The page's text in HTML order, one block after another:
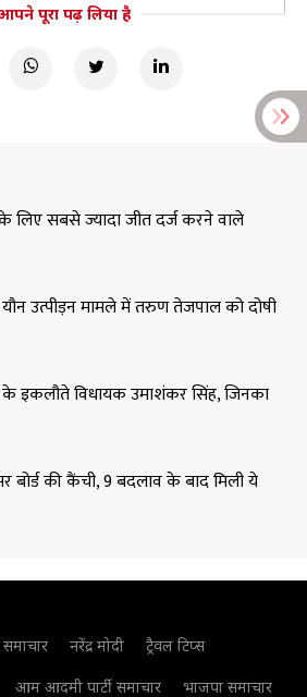
पूरा पढ़ लिया है
लिए सबसे ज्यादा जीत दर्ज करने वाले
यौन उत्पीड़न मामले में तरुण तेजपाल को दोषी
के इकलौते विधायक उमाशंकर सिंह, जिनका
बोर्ड की कैंची, 9 बदलाव के बाद मिली ये
समाचार नरेंद्र मोदी
ट्रैवल टिप्स
आम आदमी पार्टी समाचार भाजपा समाचार